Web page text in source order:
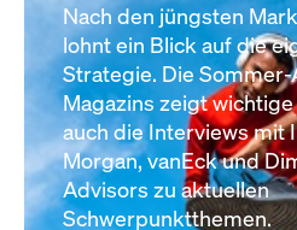
Nach den jüngsten
lohnt ein Blick auf die
Strategie. Die
Magazins zeigt
auch die Interviews mit
Morgan, vanEck und
Advisors zu aktuellen
Schwerpunktthemen.